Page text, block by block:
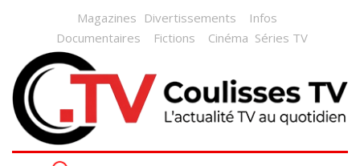
Magazines Divertissements
Infos
Documentaires
Fictions Cinéma Séries TV